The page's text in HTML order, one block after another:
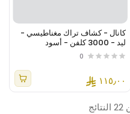
كانال - كشاف تراك مغناطيسي -
ليد - 3000 كلفن - أسود
0
١١٥٫٠٠